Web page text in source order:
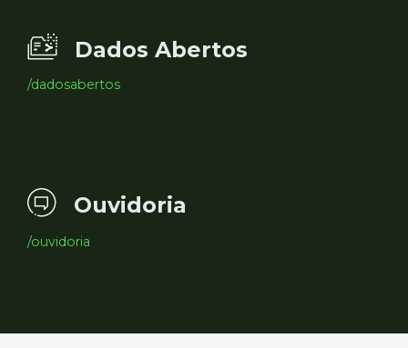
Dados Abertos
/dadosabertos
Ouvidoria
/ouvidoria